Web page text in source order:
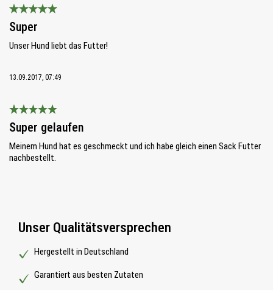
Bewertung mit 5 von 5 Sternen
Super
Unser Hund liebt das Futter!
13.09.2017, 07:49
Bewertung mit 5 von 5 Sternen
Super gelaufen
Meinem Hund hat es geschmeckt und ich habe gleich einen Sack Futter
nachbestellt.
Unser Qualitätsversprechen
Hergestellt in Deutschland
Garantiert aus besten Zutaten